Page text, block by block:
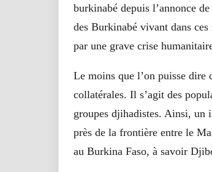
burkinabé depuis l’annonce
des Burkinabé vivant dans
par une grave crise
Le moins que l’on puisse dire
collatérales. Il s’agit des
groupes djihadistes. Ainsi, un
près de la frontière entre le
au Burkina Faso, à savoir